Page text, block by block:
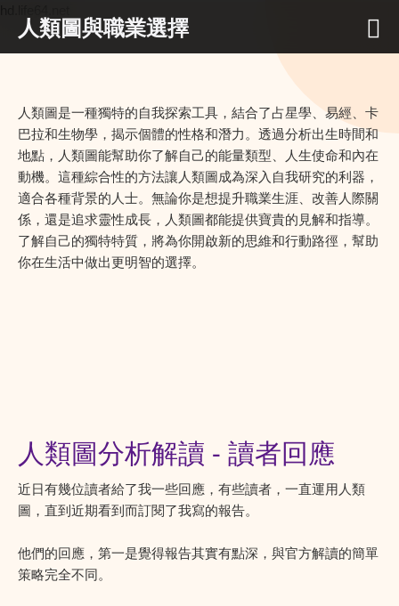
人類圖與職業選擇
人類圖是一種獨特的自我探索工具，結合了占星學、易經、卡
巴拉和生物學，揭示個體的性格和潛力。透過分析出生時間和
地點，人類圖能幫助你了解自己的能量類型、人生使命和內在
動機。這種綜合性的方法讓人類圖成為深入自我研究的利器，
適合各種背景的人士。無論你是想提升職業生涯、改善人際關
係，還是追求靈性成長，人類圖都能提供寶貴的見解和指導。
了解自己的獨特特質，將為你開啟新的思維和行動路徑，幫助
你在生活中做出更明智的選擇。
人類圖分析解讀 - 讀者回應
近日有幾位讀者給了我一些回應，有些讀者，一直運用人類
圖，直到近期看到而訂閱了我寫的報告。
他們的回應，第一是覺得報告其實有點深，與官方解讀的簡單
策略完全不同。